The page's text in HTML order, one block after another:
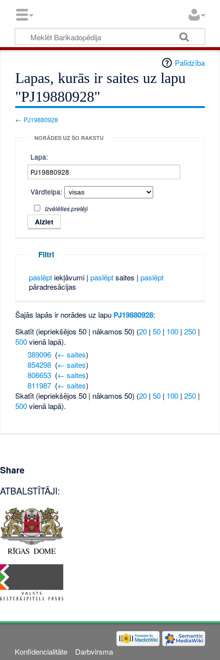
Palīdzība
Lapas, kurās ir saites uz lapu
"PJ19880928"
← PJ19880928
NORĀDES UZ ŠO RAKSTU
Lapa:
Vārdtelpa:
Izvēlēties pretēji
Filtri
paslēptiekļāvumi | paslēptsaites | paslēpt
pāradresācijas
Šajās lapās ir norādes uz lapu PJ19880928:
Skatīt (iepriekšējos 50 | nākamos 50) (20 |50 | 100 |250 |
500vienā lapā).
389096‎ (← saites)
854298‎ (← saites)
806653‎ (← saites)
811987‎ (← saites)
Skatīt (iepriekšējos 50 | nākamos 50) (20 |50 | 100 |250 |
500vienā lapā).
Share
ATBALSTĪTĀJI:
Konfidencialitāte Darbvirsma